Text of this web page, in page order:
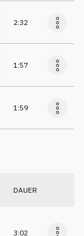
2:32
1:57
1:59
DAUER
3:02